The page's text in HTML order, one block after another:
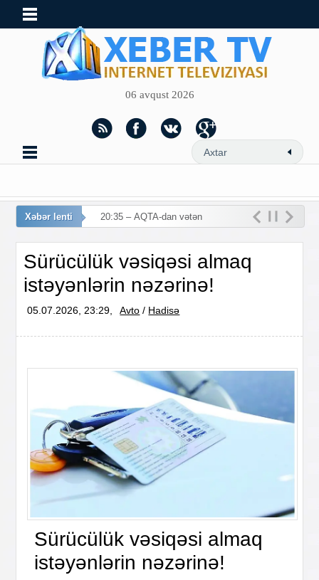
06 avqust 2026
Xəbər lenti 20:35 – AQTA-dan vətəndaşlara
Sürücülük vəsiqəsi almaq
istəyənlərin nəzərinə!
05.07.2026, 23:29, Avto / Hadisə
Sürücülük vəsiqəsi almaq
istəyənlərin nəzərinə!